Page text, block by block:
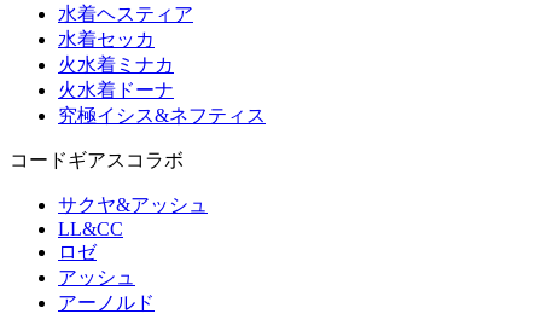
水着ヘスティア
水着セッカ
火水着ミナカ
火水着ドーナ
究極イシス&ネフティス
コードギアスコラボ
サクヤ&アッシュ
LL&CC
ロゼ
アッシュ
アーノルド